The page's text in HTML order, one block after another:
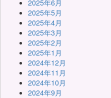
2025年6月
2025年5月
2025年4月
2025年3月
2025年2月
2025年1月
2024年12月
2024年11月
2024年10月
2024年9月